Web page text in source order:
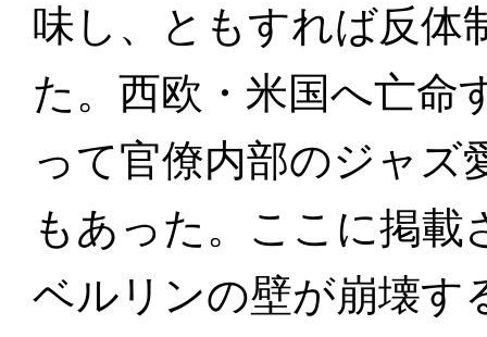
味し、ともすれば反体
た。西欧・米国へ亡命
って官僚内部のジャズ
もあった。ここに掲
ベルリンの壁が崩壊す